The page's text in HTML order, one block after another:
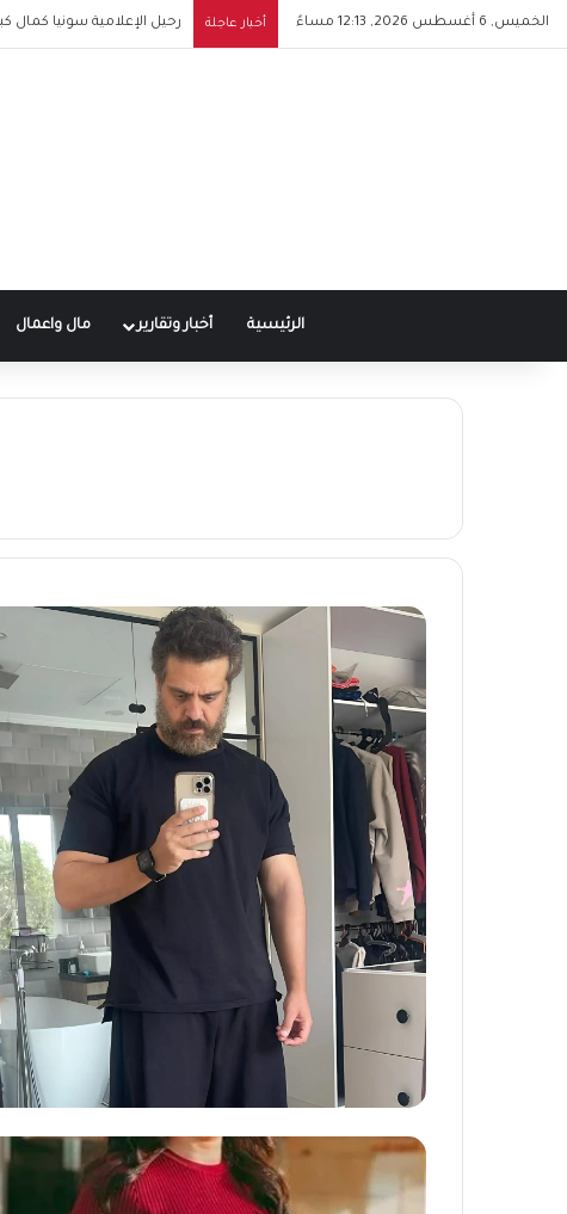
الخميس, 6 أغسطس 2026, 12:13 مساءً أخبار عاجلة في ذكرى ميلاده.. طارق
الرئيسية أخبار وتقارير مال واعمال